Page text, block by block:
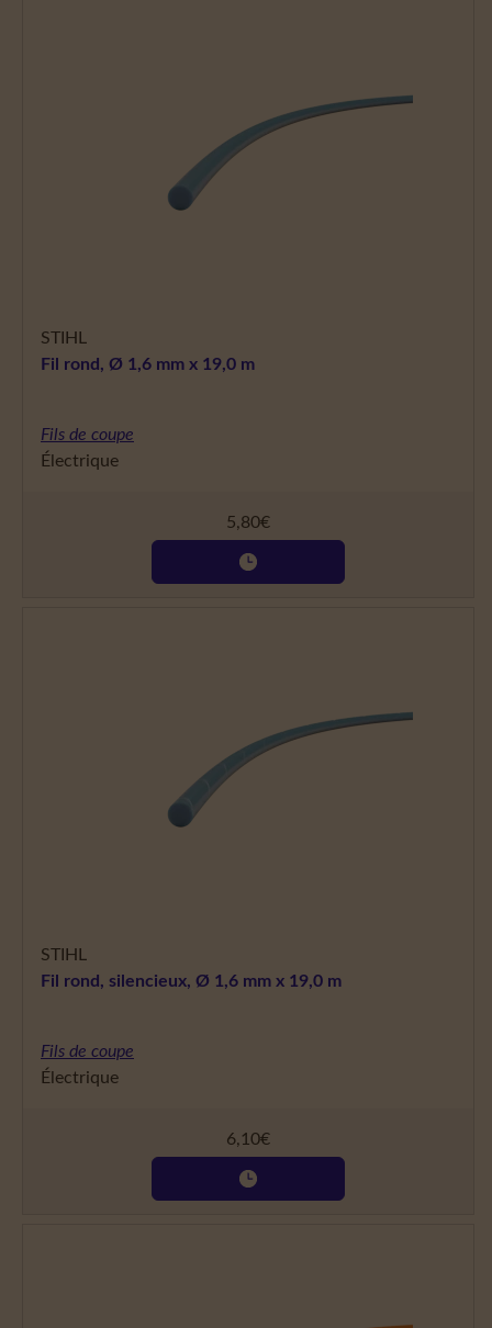
STIHL
Fil rond, Ø 1,6 mm x 19,0 m
Fils de coupe
Électrique
5,80€
STIHL
Fil rond, silencieux, Ø 1,6 mm x 19,0 m
Fils de coupe
Électrique
6,10€